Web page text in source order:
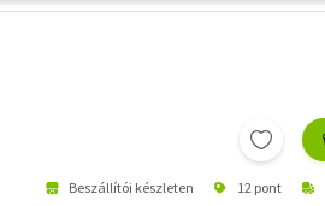
Beszállítói készleten 12 pont